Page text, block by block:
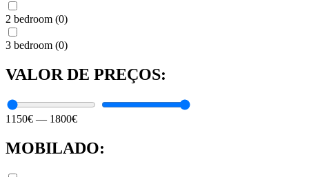
2 bedroom (0)
3 bedroom (0)
VALOR DE PREÇOS:
1150€ — 1800€
MOBILADO: